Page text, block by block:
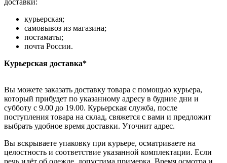
доставки:
курьерская;
самовывоз из магазина;
постаматы;
почта России.
Курьерская доставка*
Вы можете заказать доставку товара с помощью курьера,
который прибудет по указанному адресу в будние дни и
субботу с 9.00 до 19.00. Курьерская служба, после
поступления товара на склад, свяжется с вами и предложит
выбрать удобное время доставки. Уточнит адрес.
Вы вскрываете упаковку при курьере, осматриваете на
целостность и соответствие указанной комплектации. Если